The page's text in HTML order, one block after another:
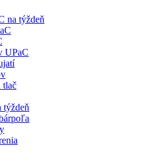
na týždeň
UPaC
tlač
týždeň